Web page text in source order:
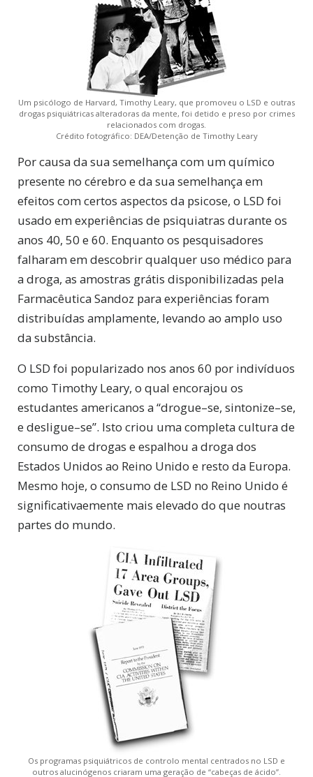
Um psicólogo de Harvard, Timothy Leary, que promoveu o LSD e outras
drogas psiquiátricas alteradoras da mente, foi detido e preso por crimes
relacionados com drogas.
Crédito fotográfico: DEA/Detenção de Timothy Leary
Por causa da sua semelhança com um químico
presente no cérebro e da sua semelhança em
efeitos com certos aspectos da psicose, o LSD foi
usado em experiências de psiquiatras durante os
anos 40, 50 e 60. Enquanto os pesquisadores
falharam em descobrir qualquer uso médico para
a droga, as amostras grátis disponibilizadas pela
Farmacêutica Sandoz para experiências foram
distribuídas amplamente, levando ao amplo uso
da substância.
O LSD foi popularizado nos anos 60 por indivíduos
como Timothy Leary, o qual encorajou os
estudantes americanos a “drogue–se, sintonize–se,
e desligue–se”. Isto criou uma completa cultura de
consumo de drogas e espalhou a droga dos
Estados Unidos ao Reino Unido e resto da Europa.
Mesmo hoje, o consumo de LSD no Reino Unido é
significativaemente mais elevado do que noutras
partes do mundo.
Os programas psiquiátricos de controlo mental centrados no LSD e
outros alucinógenos criaram uma geração de “cabeças de ácido”.